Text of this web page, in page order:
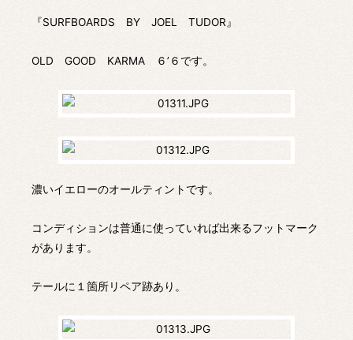
『SURFBOARDS BY JOEL TUDOR』
OLD GOOD KARMA ６’６です。
濃いイエローのオールティントです。
コンディションは普通に使っていれば出来るフットマーク
があります。
テールに１箇所リペア跡あり。